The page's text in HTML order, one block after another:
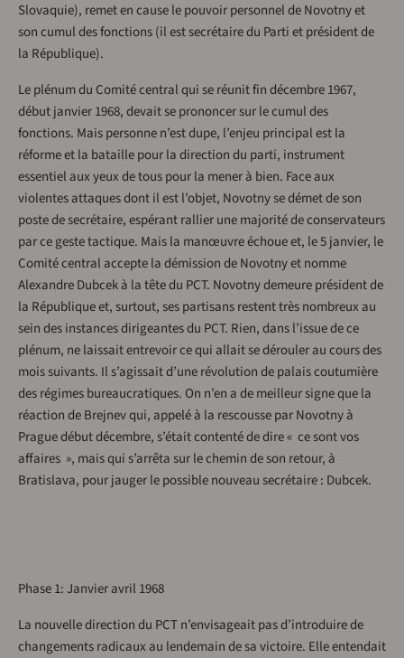
Slovaquie), remet en cause le pouvoir personnel de Novotny et
son cumul des fonctions (il est secrétaire du Parti et président de
la République).
Le plénum du Comité central qui se réunit fin décembre 1967,
début janvier 1968, devait se prononcer sur le cumul des
fonctions. Mais personne n’est dupe, l’enjeu principal est la
réforme et la bataille pour la direction du parti, instrument
essentiel aux yeux de tous pour la mener à bien. Face aux
violentes attaques dont il est l’objet, Novotny se démet de son
poste de secrétaire, espérant rallier une majorité de conservateurs
par ce geste tactique. Mais la manœuvre échoue et, le 5 janvier, le
Comité central accepte la démission de Novotny et nomme
Alexandre Dubcek à la tête du PCT. Novotny demeure président de
la République et, surtout, ses partisans restent très nombreux au
sein des instances dirigeantes du PCT. Rien, dans l’issue de ce
plénum, ne laissait entrevoir ce qui allait se dérouler au cours des
mois suivants. Il s’agissait d’une révolution de palais coutumière
des régimes bureaucratiques. On n’en a de meilleur signe que la
réaction de Brejnev qui, appelé à la rescousse par Novotny à
Prague début décembre, s’était contenté de dire « ce sont vos
affaires », mais qui s’arrêta sur le chemin de son retour, à
Bratislava, pour jauger le possible nouveau secrétaire : Dubcek.
Phase 1: Janvier avril 1968
La nouvelle direction du PCT n’envisageait pas d’introduire de
changements radicaux au lendemain de sa victoire. Elle entendait